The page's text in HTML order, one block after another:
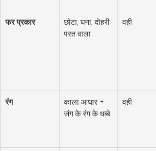
फर प्रकार
छोटा, घना, दोहरी
परत वाला
वही
रंग
काला आधार +
जंग के रंग के धब्बे
वही